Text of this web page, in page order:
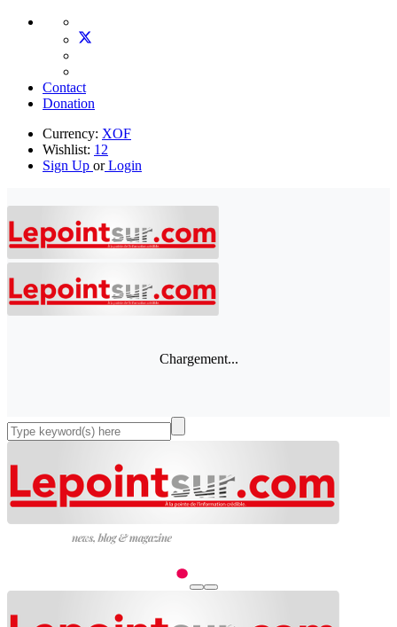
Contact
Donation
Currency: XOF
Wishlist: 12
Sign Up orLogin
Chargement...